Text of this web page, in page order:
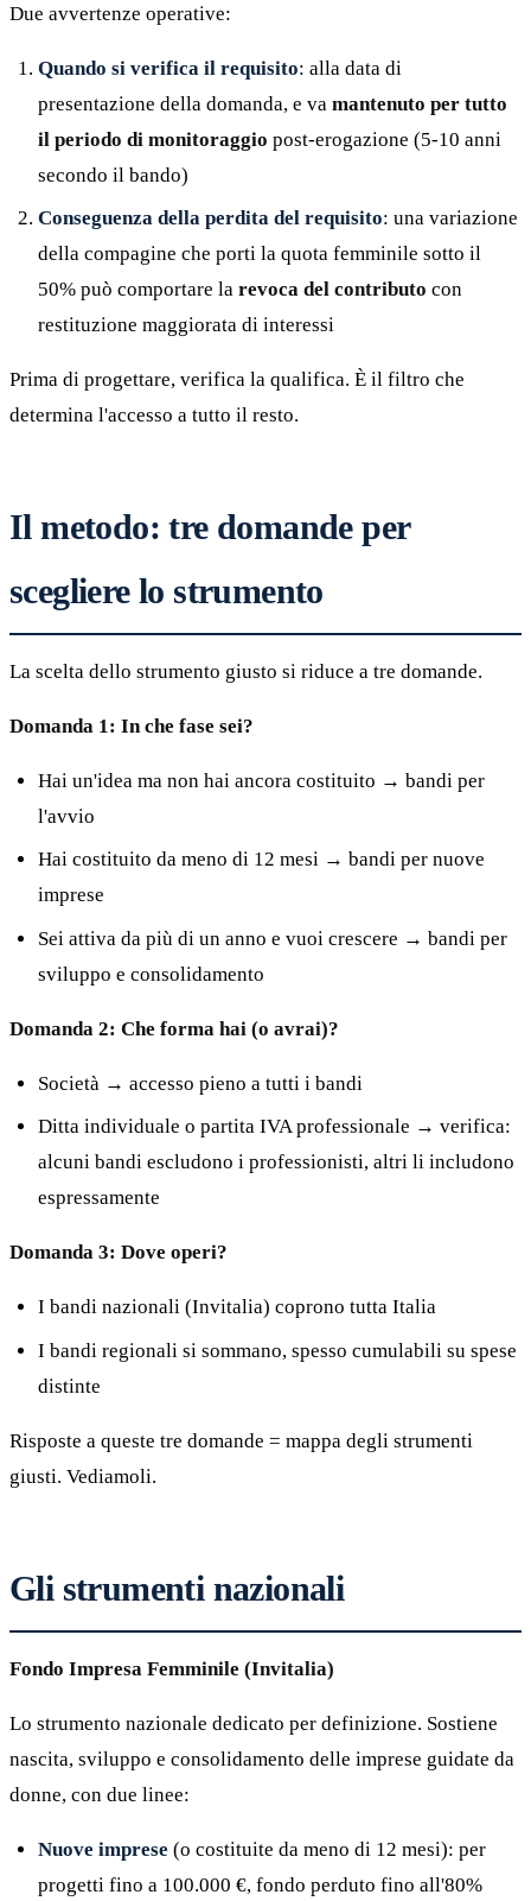
Due avvertenze operative:
Quando si verifica il requisito: alla data di
presentazione della domanda, e va mantenuto per tutto
il periodo di monitoraggio post-erogazione (5-10 anni
secondo il bando)
Conseguenza della perdita del requisito: una variazione
della compagine che porti la quota femminile sotto il
50% può comportare la revoca del contributo con
restituzione maggiorata di interessi
Prima di progettare, verifica la qualifica. È il filtro che
determina l'accesso a tutto il resto.
Il metodo: tre domande per
scegliere lo strumento
La scelta dello strumento giusto si riduce a tre domande.
Domanda 1: In che fase sei?
Hai un'idea ma non hai ancora costituito → bandi per
l'avvio
Hai costituito da meno di 12 mesi → bandi per nuove
imprese
Sei attiva da più di un anno e vuoi crescere → bandi per
sviluppo e consolidamento
Domanda 2: Che forma hai (o avrai)?
Società → accesso pieno a tutti i bandi
Ditta individuale o partita IVA professionale → verifica:
alcuni bandi escludono i professionisti, altri li includono
espressamente
Domanda 3: Dove operi?
I bandi nazionali (Invitalia) coprono tutta Italia
I bandi regionali si sommano, spesso cumulabili su spese
distinte
Risposte a queste tre domande = mappa degli strumenti
giusti. Vediamoli.
Gli strumenti nazionali
Fondo Impresa Femminile (Invitalia)
Lo strumento nazionale dedicato per definizione. Sostiene
nascita, sviluppo e consolidamento delle imprese guidate da
donne, con due linee:
Nuove imprese (o costituite da meno di 12 mesi): per
progetti fino a 100.000 €, fondo perduto fino all'80%